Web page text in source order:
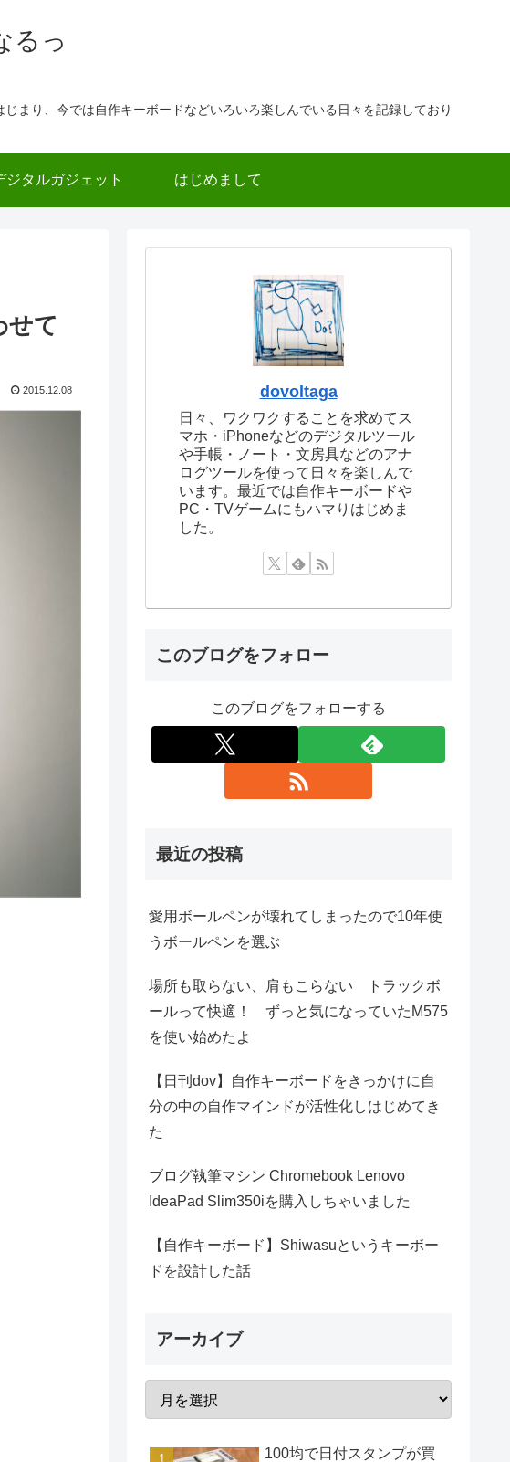
るっ
まり、今では自作キーボードなどいろいろ楽しんでいる日々を記録しており
ジタルガジェット はじめまして
せて
2015.12.08 dovoltaga
日々、ワクワクすることを求めてス
マホ・iPhoneなどのデジタルツール
や手帳・ノート・文房具などのアナ
ログツールを使って日々を楽しんで
います。最近では自作キーボードや
PC・TVゲームにもハマりはじめま
した。
このブログをフォロー
このブログをフォローする
最近の投稿
愛用ボールペンが壊れてしまったので10年使
うボールペンを選ぶ
場所も取らない、肩もこらない トラックボ
ールって快適！ ずっと気になっていたM575
を使い始めたよ
【日刊dov】自作キーボードをきっかけに自
分の中の自作マインドが活性化しはじめてき
た
ブログ執筆マシン Chromebook Lenovo
IdeaPad Slim350iを購入しちゃいました
【自作キーボード】Shiwasuというキーボー
ドを設計した話
アーカイブ
100均で日付スタンプが買